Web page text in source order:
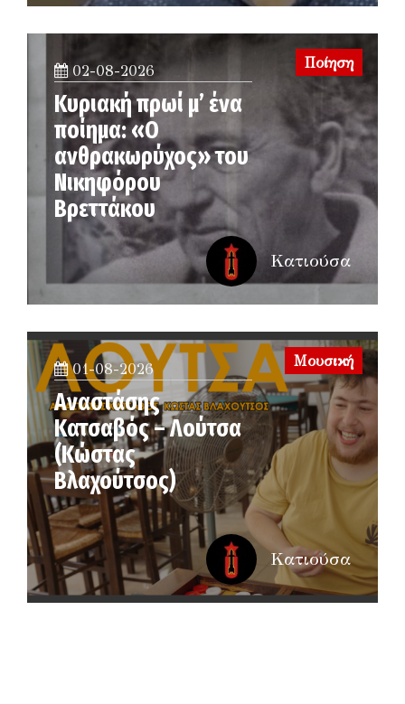
02-08-2026
Κυριακή πρωί μ’ ένα
ποίημα: «Ο
ανθρακωρύχος» του
Νικηφόρου
Βρεττάκου
Ποίηση
Κατιούσα
01-08-2026
Αναστάσης
Κατσαβός – Λούτσα
(Κώστας
Βλαχούτσος)
Μουσική
Κατιούσα